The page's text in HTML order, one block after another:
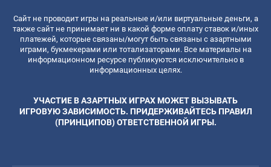
Сайт не проводит игры на реальные и/или виртуальные деньги, а
также сайт не принимает ни в какой форме оплату ставок и/иных
платежей, которые связаны/могут быть связаны с азартными
играми, букмекерами или тотализаторами. Все материалы на
информационном ресурсе публикуются исключительно в
информационных целях.
УЧАСТИЕ В АЗАРТНЫХ ИГРАХ МОЖЕТ ВЫЗЫВАТЬ
ИГРОВУЮ ЗАВИСИМОСТЬ. ПРИДЕРЖИВАЙТЕСЬ ПРАВИЛ
(ПРИНЦИПОВ) ОТВЕТСТВЕННОЙ ИГРЫ.